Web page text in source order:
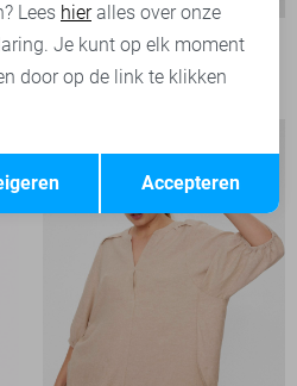
Freequent Blouse
25,00 49,95
Opslaan
Lees hieralles over onze
Je kunt op elk moment
door op de link te klikken
Accepteren